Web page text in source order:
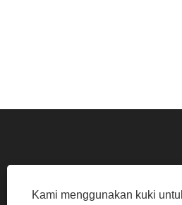
Kami menggunakan kuki